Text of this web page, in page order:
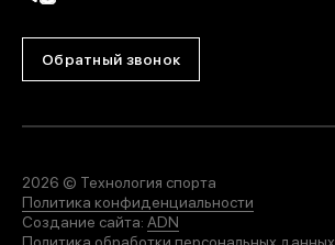
Обратный звонок
2026 © Технология спорта
Политика конфиденциальности
Создание сайта: ADN
Политика обработки персональных данных